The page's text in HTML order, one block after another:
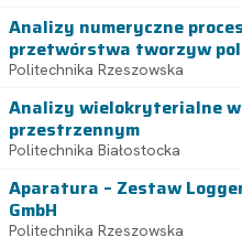
Analizy numeryczne
przetwórstwa tworzyw
Politechnika Rzeszowska
Analizy wielokryterialne
przestrzennym
Politechnika Białostocka
Aparatura – Zestaw
GmbH
Politechnika Rzeszowska